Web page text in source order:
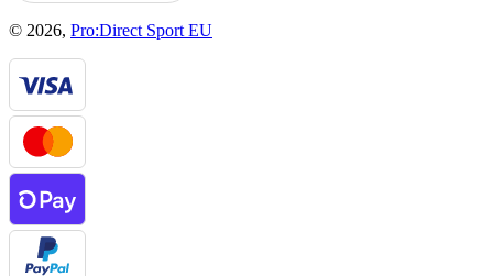
© 2026, Pro:Direct Sport EU